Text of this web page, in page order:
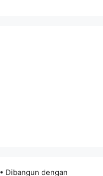
• Dibangun dengan